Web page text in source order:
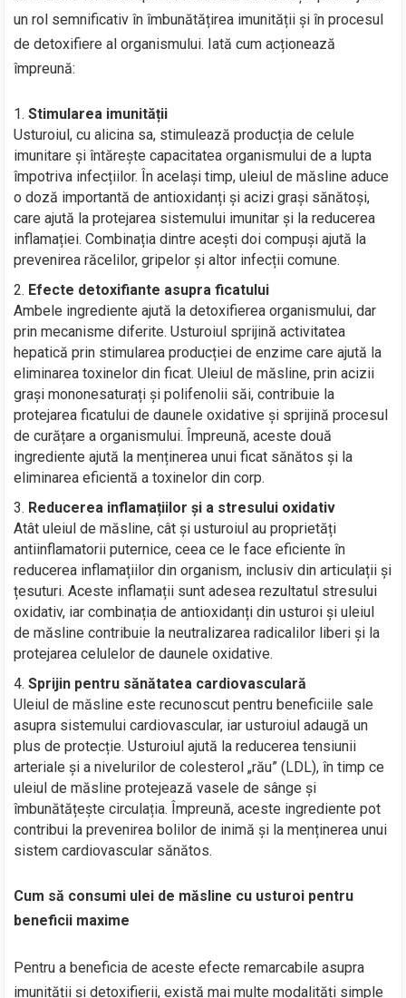
un rol semnificativ în îmbunătățirea imunității și în procesul
de detoxifiere al organismului. Iată cum acționează
împreună:
Stimularea imunității
Usturoiul, cu alicina sa, stimulează producția de celule
imunitare și întărește capacitatea organismului de a lupta
împotriva infecțiilor. În același timp, uleiul de măsline aduce
o doză importantă de antioxidanți și acizi grași sănătoși,
care ajută la protejarea sistemului imunitar și la reducerea
inflamației. Combinația dintre acești doi compuși ajută la
prevenirea răcelilor, gripelor și altor infecții comune.
Efecte detoxifiante asupra ficatului
Ambele ingrediente ajută la detoxifierea organismului, dar
prin mecanisme diferite. Usturoiul sprijină activitatea
hepatică prin stimularea producției de enzime care ajută la
eliminarea toxinelor din ficat. Uleiul de măsline, prin acizii
grași mononesaturați și polifenolii săi, contribuie la
protejarea ficatului de daunele oxidative și sprijină procesul
de curățare a organismului. Împreună, aceste două
ingrediente ajută la menținerea unui ficat sănătos și la
eliminarea eficientă a toxinelor din corp.
Reducerea inflamațiilor și a stresului oxidativ
Atât uleiul de măsline, cât și usturoiul au proprietăți
antiinflamatorii puternice, ceea ce le face eficiente în
reducerea inflamațiilor din organism, inclusiv din articulații și
țesuturi. Aceste inflamații sunt adesea rezultatul stresului
oxidativ, iar combinația de antioxidanți din usturoi și uleiul
de măsline contribuie la neutralizarea radicalilor liberi și la
protejarea celulelor de daunele oxidative.
Sprijin pentru sănătatea cardiovasculară
Uleiul de măsline este recunoscut pentru beneficiile sale
asupra sistemului cardiovascular, iar usturoiul adaugă un
plus de protecție. Usturoiul ajută la reducerea tensiunii
arteriale și a nivelurilor de colesterol „rău” (LDL), în timp ce
uleiul de măsline protejează vasele de sânge și
îmbunătățește circulația. Împreună, aceste ingrediente pot
contribui la prevenirea bolilor de inimă și la menținerea unui
sistem cardiovascular sănătos.
Cum să consumi ulei de măsline cu usturoi pentru
beneficii maxime
Pentru a beneficia de aceste efecte remarcabile asupra
imunității și detoxifierii, există mai multe modalități simple